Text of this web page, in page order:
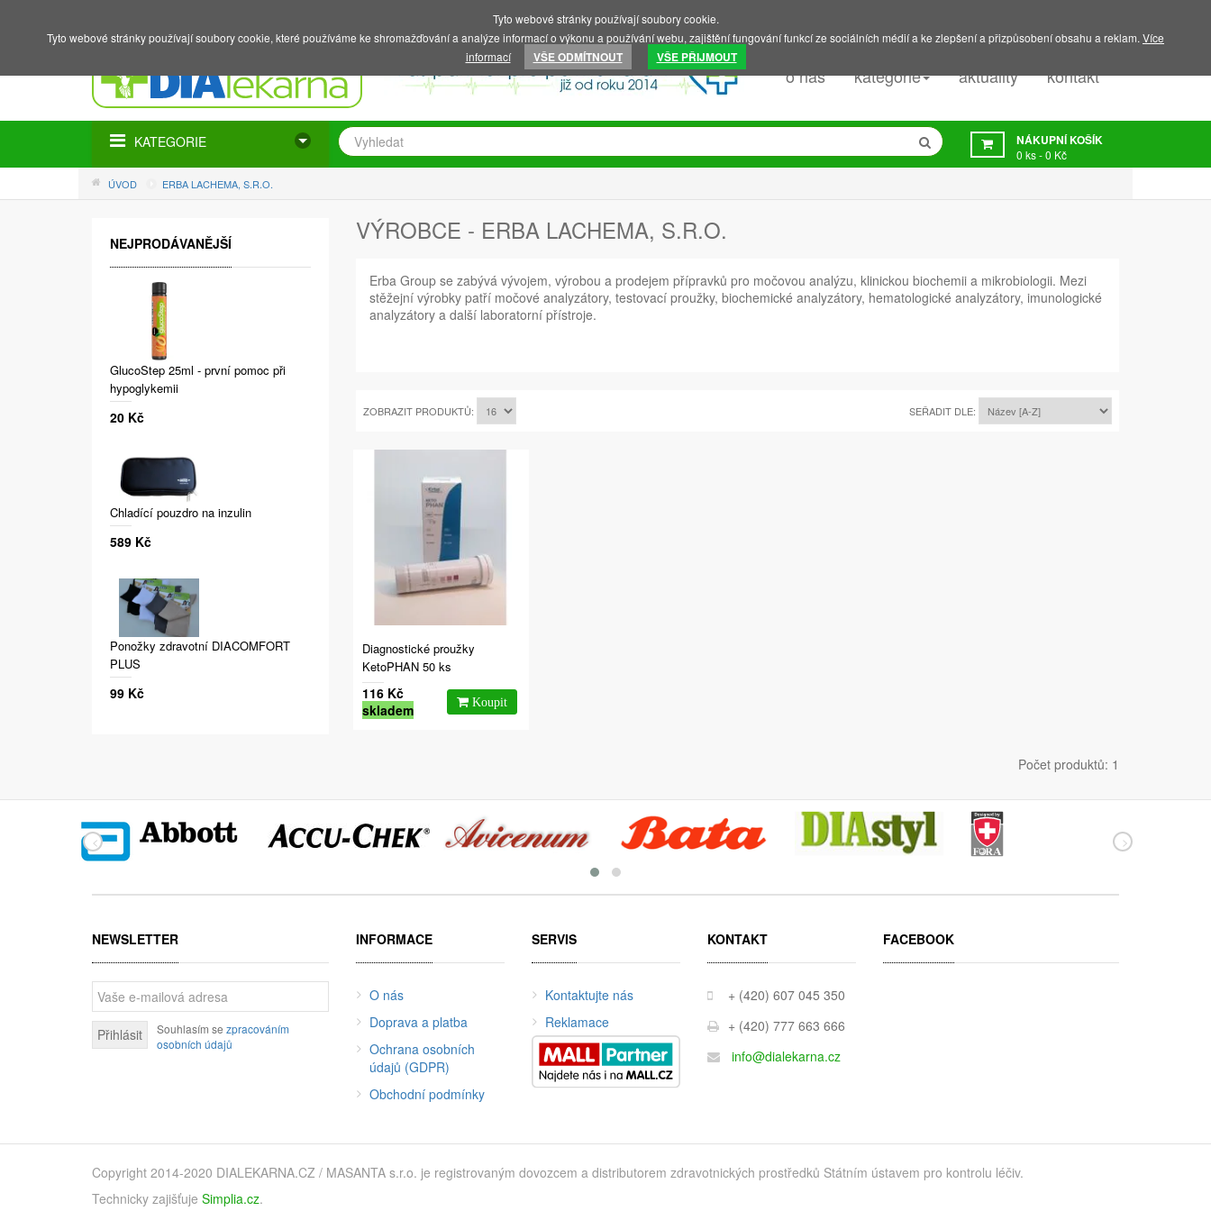
o nás kategorie aktuality kontakt
KATEGORIE NÁKUPNÍ KOŠÍK
0 ks -0 Kč
ÚVOD ERBA LACHEMA, S.R.O.
VÝROBCE - ERBA LACHEMA, S.R.O.
Erba Group se zabývá vývojem, výrobou a prodejem přípravků pro močovou analýzu, klinickou biochemii a mikrobiologii. Mezi
stěžejní výrobky patří močové analyzátory, testovací proužky, biochemické analyzátory, hematologické analyzátory, imunologické
analyzátory a další laboratorní přístroje.
SEŘADIT DLE:
ZOBRAZIT PRODUKTŮ:
Diagnostické proužky
KetoPHAN 50 ks
116 Kč
skladem
Počet produktů: 1
NEJPRODÁVANĚJŠÍ
GlucoStep 25ml - první pomoc při
hypoglykemii
20 Kč
Chladící pouzdro na inzulin
589 Kč
Ponožky zdravotní DIACOMFORT
PLUS
99 Kč
NEWSLETTER
Přihlásit Souhlasím se zpracováním
osobních údajů
INFORMACE
O nás
Doprava a platba
Ochrana osobních
údajů (GDPR)
Obchodní podmínky
SERVIS
Kontaktujte nás
Reklamace
KONTAKT
+ (420) 607 045 350
+ (420) 777 663 666
info@dialekarna.cz
FACEBOOK
Copyright 2014-2020 DIALEKARNA.CZ / MASANTA s.r.o. je registrovaným dovozcem a distributorem zdravotnických prostředků Státním ústavem pro kontrolu léčiv.
Technicky zajišťuje Simplia.cz.
Tyto webové stránky používají soubory cookie.
Tyto webové stránky používají soubory cookie, které používáme ke shromažďování a analýze informací o výkonu a používání webu, zajištění fungování funkcí ze sociálních médií a ke zlepšení a přizpůsobení obsahu a reklam. Více
informací
VŠE ODMÍTNOUT VŠE PŘIJMOUT